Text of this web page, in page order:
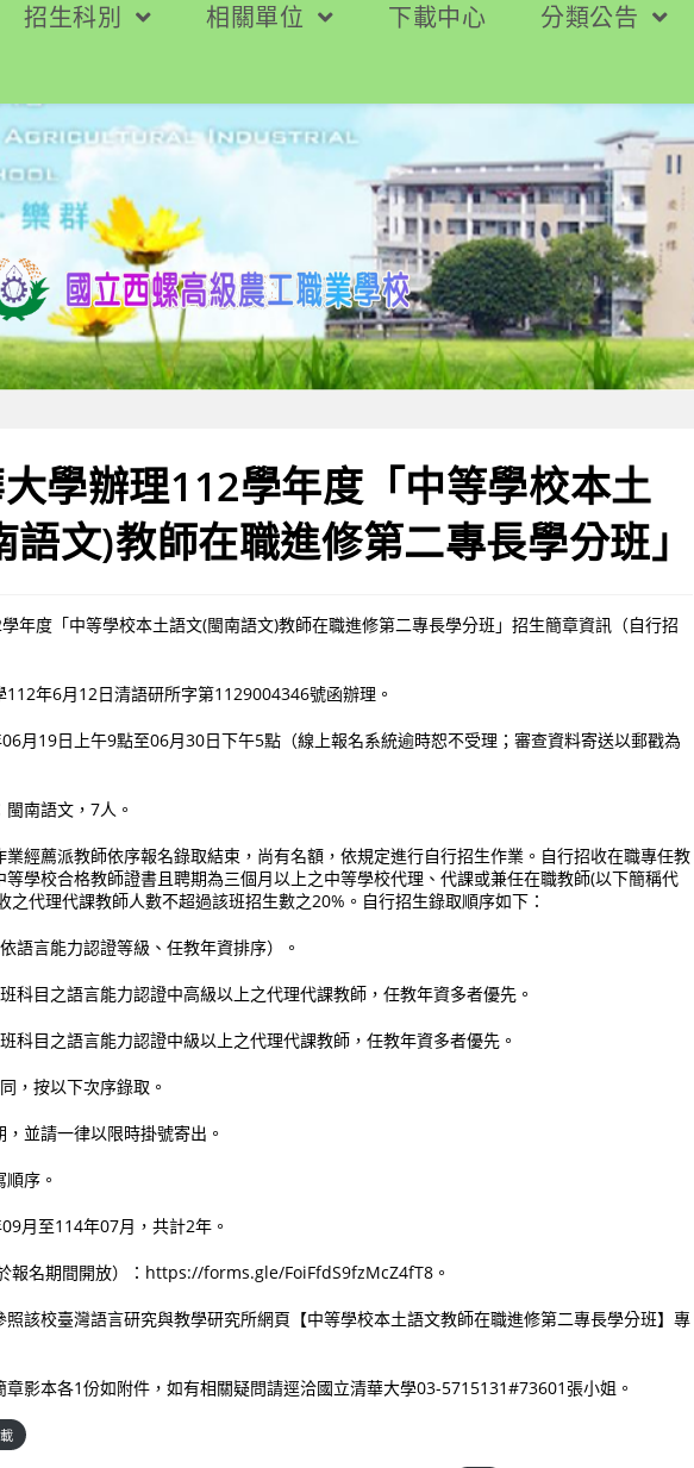
招生科別 相關單位 下載中心 分類公告
學辦理112學年度「中等學校本土
語文)教師在職進修第二專長學分班」
年度「中等學校本土語文(閩南語文)教師在職進修第二專長學分班」招生簡章資訊（自行招
年6月12日清語研所字第1129004346號函辦理。
月19日上午9點至06月30日下午5點（線上報名系統逾時恕不受理；審查資料寄送以郵戳為
南語文，7人。
業經薦派教師依序報名錄取結束，尚有名額，依規定進行自行招生作業。自行招收在職專任教
等學校合格教師證書且聘期為三個月以上之中等學校代理、代課或兼任在職教師(以下簡稱代
之代理代課教師人數不超過該班招生數之20%。自行招生錄取順序如下：
語言能力認證等級、任教年資排序）。
科目之語言能力認證中高級以上之代理代課教師，任教年資多者優先。
科目之語言能力認證中級以上之代理代課教師，任教年資多者優先。
，按以下次序錄取。
並請一律以限時掛號寄出。
序。
月至114年07月，共計2年。
報名期間開放）：https://forms.gle/FoiFfdS9fzMcZ4fT8。
該校臺灣語言研究與教學研究所網頁【中等學校本土語文教師在職進修第二專長學分班】專
章影本各1份如附件，如有相關疑問請逕洽國立清華大學03-5715131#73601張小姐。